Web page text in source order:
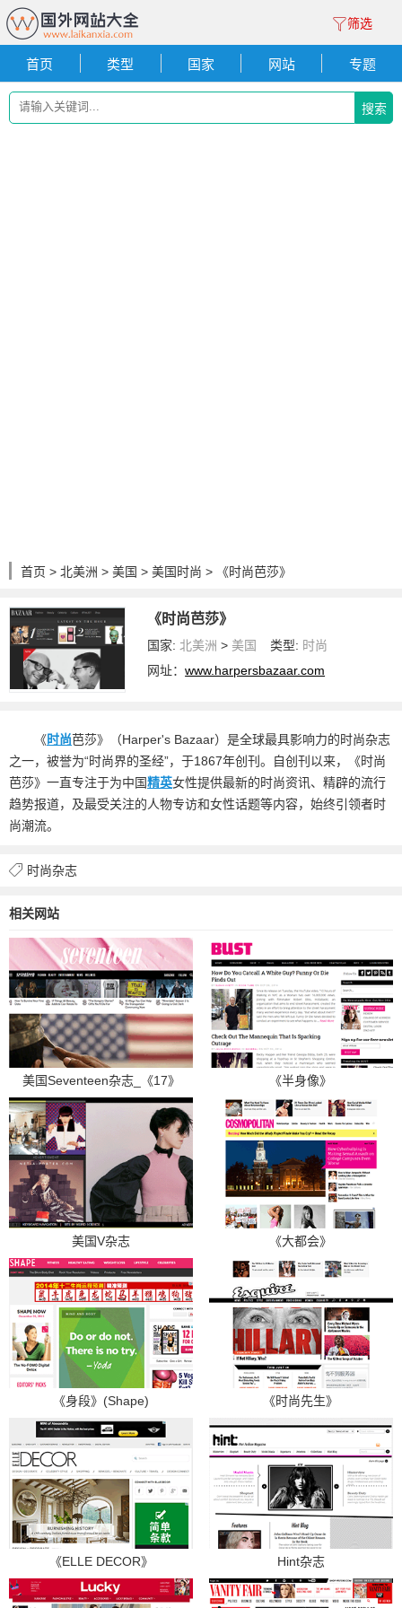
筛选
首页 类型 国家 网站 专题
搜索
首页 > 北美洲 > 美国 > 美国时尚 > 《时尚芭莎》
《时尚芭莎》
国家: 北美洲 > 美国 类型: 时尚
网址：www.harpersbazaar.com
《时尚芭莎》（Harper's Bazaar）是全球最具影响力的时尚杂志
之一，被誉为“时尚界的圣经”，于1867年创刊。自创刊以来，《时尚
芭莎》一直专注于为中国精英女性提供最新的时尚资讯、精辟的流行
趋势报道，及最受关注的人物专访和女性话题等内容，始终引领者时
尚潮流。
时尚杂志
相关网站
美国Seventeen杂志_《17》 《半身像》
美国V杂志 《大都会》
《身段》(Shape) 《时尚先生》
《ELLE DECOR》 Hint杂志